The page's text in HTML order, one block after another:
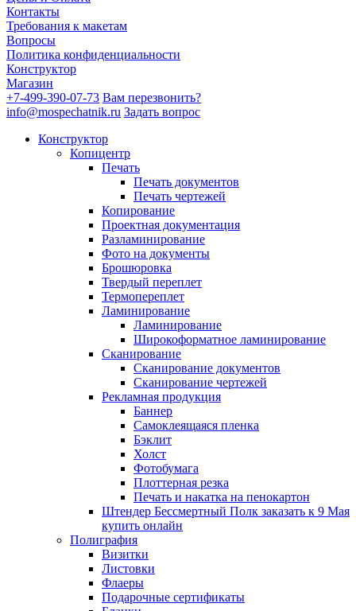
Контакты
Требования к макетам
Вопросы
Политика конфиденциальности
Конструктор
Магазин
+7-499-390-07-73 Вам перезвонить?
info@mospechatnik.ru Задать вопрос
Конструктор
Копицентр
Печать
Печать документов
Печать чертежей
Копирование
Проектная документация
Разламинирование
Фото на документы
Брошюровка
Твердый переплет
Термопереплет
Ламинирование
Ламинирование
Широкоформатное ламинирование
Сканирование
Сканирование документов
Сканирование чертежей
Рекламная продукция
Баннер
Самоклеящаяся пленка
Бэклит
Холст
Фотобумага
Плоттерная резка
Печать и накатка на пенокартон
Штендер Бессмертный Полк заказать к 9 Мая
купить онлайн
Полиграфия
Визитки
Листовки
Флаеры
Подарочные сертификаты